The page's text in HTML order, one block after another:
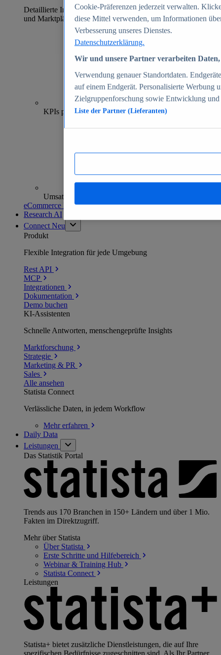
Detaillierte Informationen zu mehr als 39.000 Online-Shops
und Marktplätzen
70+
KPIs pro Shop
Umsatzanalysen und -prognosen
eCommerce Insights entdecken
Research AI
Connect Neu
Produkt
Flexible Integration für jede Umgebung
Rest API
MCP
Integrationen
Dokumentation
Demo buchen
KI-Assistenten
Schnelle Antworten, menschengeprüfte Insights
Marktforschung
Strategie
Marketing & PR
Sales
Alle ansehen
Statista Connect
Verlässliche Daten, in jedem Workflow
Mehrerfahren
Daily Data
Leistungen
Das Statistik Portal
Trends aus 170 Branchen in 150+ Ländern und über 1 Mio.
Fakten im Direktzugriff.
Mehr über Statista
Über Statista
Erste Schritte und Hilfebereich
Webinar & Training Hub
Statista Connect
Leistungen
Statista+ bietet zusätzliche Dienstleistungen, die auf Ihre
spezifischen Bedürfnisse zugeschnitten sind. Als Ihr Partner
Cookie-Präferenzen jederzeit verwalten.
diese Mittel verwenden, um Informationen
Verbesserung unseres Dienstes.
Datenschutzerklärung.
Wir und unsere Partner verarbeiten
Verwendung genauer Standortdaten.
auf einem Endgerät. Personalisierte Werbung
Zielgruppenforschung sowie Entwicklung
Liste der Partner (Lieferanten)